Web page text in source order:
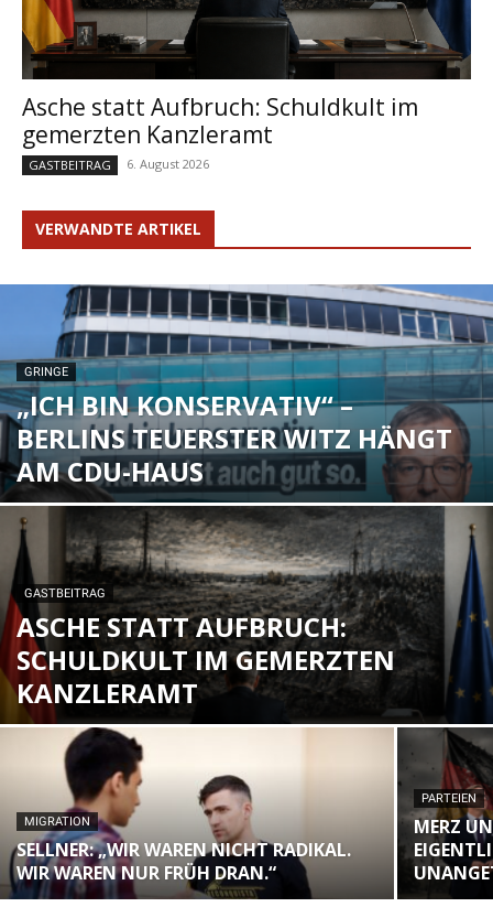
Asche statt Aufbruch: Schuldkult im
gemerzten Kanzleramt
GASTBEITRAG 6. August 2026
VERWANDTE ARTIKEL
GRINGE
„ICH BIN KONSERVATIV“ –
BERLINS TEUERSTER WITZ HÄNGT
AM CDU-HAUS
GASTBEITRAG
ASCHE STATT AUFBRUCH:
SCHULDKULT IM GEMERZTEN
KANZLERAMT
MIGRATION
SELLNER: „WIR WAREN NICHT RADIKAL.
WIR WAREN NUR FRÜH DRAN.“
PARTEIEN
MERZ